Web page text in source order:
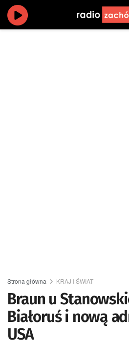
Strona główna KRAJ I ŚWIAT
Braun u
Białoruś i nową
USA